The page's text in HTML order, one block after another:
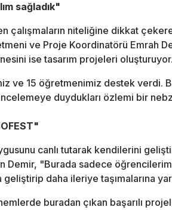
sağladık"
çalışmaların niteliğine dikkat
ve Proje Koordinatörü Emrah
ise tasarım projeleri oluşturuyor.
ve 15 öğretmenimiz destek verdi.
incelemeye duydukları özlemi bir
canlı tutarak kendilerini
Demir, "Burada sadece
daha ileriye taşımalarına
buradan çıkan başarılı